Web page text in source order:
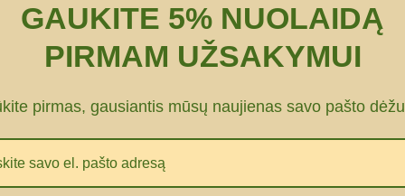
GAUKITE 5% NUOLAIDĄ
PIRMAM UŽSAKYMUI
pirmas, gausiantis mūsų naujienas savo pašto